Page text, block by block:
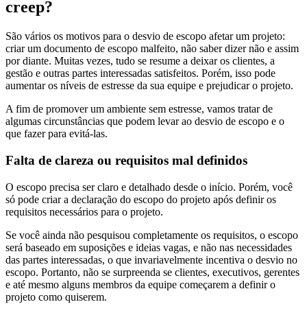
creep?
São vários os motivos para o desvio de escopo afetar um projeto:
criar um documento de escopo malfeito, não saber dizer não e assim
por diante. Muitas vezes, tudo se resume a deixar os clientes, a
gestão e outras partes interessadas satisfeitos. Porém, isso pode
aumentar os níveis de estresse da sua equipe e prejudicar o projeto.
A fim de promover um ambiente sem estresse, vamos tratar de
algumas circunstâncias que podem levar ao desvio de escopo e o
que fazer para evitá-las.
Falta de clareza ou requisitos mal definidos
O escopo precisa ser claro e detalhado desde o início. Porém, você
só pode criar a declaração do escopo do projeto após definir os
requisitos necessários para o projeto.
Se você ainda não pesquisou completamente os requisitos, o escopo
será baseado em suposições e ideias vagas, e não nas necessidades
das partes interessadas, o que invariavelmente incentiva o desvio no
escopo. Portanto, não se surpreenda se clientes, executivos, gerentes
e até mesmo alguns membros da equipe começarem a definir o
projeto como quiserem.